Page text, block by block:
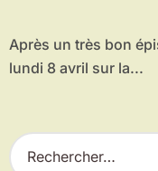
Après un très bon épisode 12, Revolution revient dès le
lundi 8 avril sur la...
R
e